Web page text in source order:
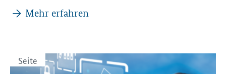
Mehr erfahren
Seite